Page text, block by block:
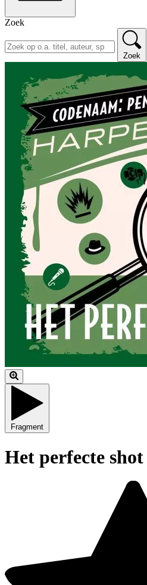
Zoek
Zoek
Fragment
Het perfecte shot